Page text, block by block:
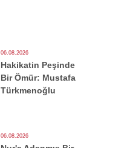
06.08.2026
Hakikatin Peşinde
Bir Ömür: Mustafa
Türkmenoğlu
06.08.2026